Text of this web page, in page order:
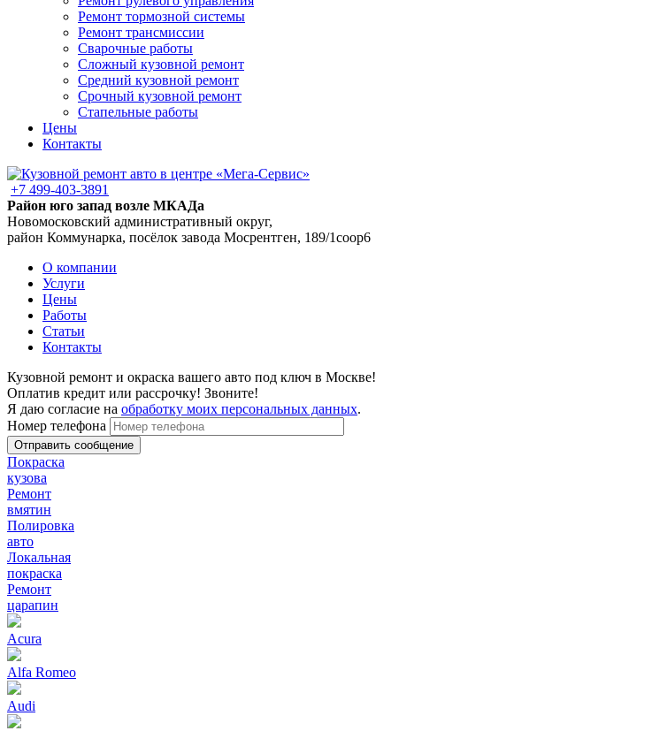
Ремонт тормозной системы
Ремонт трансмиссии
Сварочные работы
Сложный кузовной ремонт
Средний кузовной ремонт
Срочный кузовной ремонт
Стапельные работы
Цены
Контакты
+7 499-403-3891
Район юго запад возле МКАДа
Новомосковский административный округ,
район Коммунарка, посёлок завода Мосрентген, 189/1соор6
О компании
Услуги
Цены
Работы
Статьи
Контакты
Кузовной ремонт и окраска вашего авто под ключ в Москве!
Оплатив кредит или рассрочку! Звоните!
Я даю согласие на обработку моих персональных данных.
Номер телефона
Покраска
кузова
Ремонт
вмятин
Полировка
авто
Локальная
покраска
Ремонт
царапин
Acura
Alfa Romeo
Audi